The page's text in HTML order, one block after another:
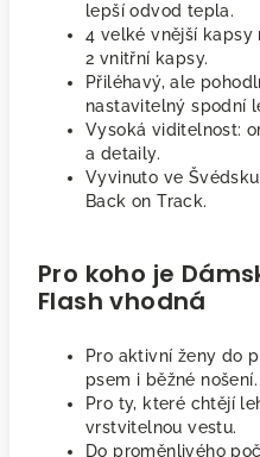
lepší odvod tepla.
4 velké vnější kapsy
2 vnitřní kapsy.
Přiléhavý, ale
nastavitelný spodní
Vysoká viditelnost:
a detaily.
Vyvinuto ve
Back on Track.
Pro koho je
Flash vhodná
Pro aktivní ženy do
psem i běžné nošení.
Pro ty, které chtějí
vrstvitelnou vestu.
Do proměnlivého